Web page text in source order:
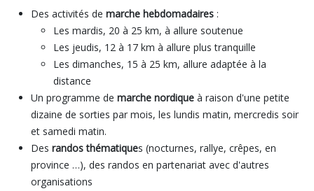
Des activités de marche hebdomadaires :
Les mardis, 20 à 25 km, à allure soutenue
Les jeudis, 12 à 17 km à allure plus tranquille
Les dimanches, 15 à 25 km, allure adaptée à la
distance
Un programme de marche nordique à raison d'une petite
dizaine de sorties par mois, les lundis matin, mercredis soir
et samedi matin.
Des randos thématiques (nocturnes, rallye, crêpes, en
province …), des randos en partenariat avec d'autres
organisations